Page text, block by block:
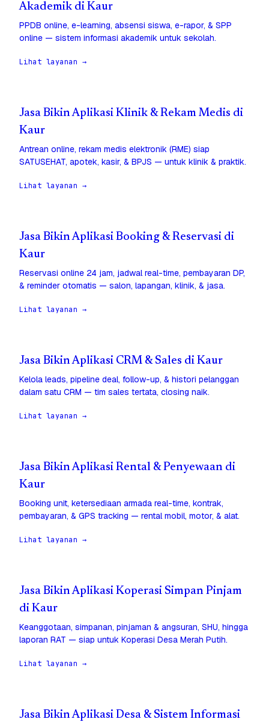
Akademik di Kaur
PPDB online, e-learning, absensi siswa, e-rapor, & SPP
online — sistem informasi akademik untuk sekolah.
Lihat layanan →
Jasa Bikin Aplikasi Klinik & Rekam Medis di
Kaur
Antrean online, rekam medis elektronik (RME) siap
SATUSEHAT, apotek, kasir, & BPJS — untuk klinik & praktik.
Lihat layanan →
Jasa Bikin Aplikasi Booking & Reservasi di
Kaur
Reservasi online 24 jam, jadwal real-time, pembayaran DP,
& reminder otomatis — salon, lapangan, klinik, & jasa.
Lihat layanan →
Jasa Bikin Aplikasi CRM & Sales di Kaur
Kelola leads, pipeline deal, follow-up, & histori pelanggan
dalam satu CRM — tim sales tertata, closing naik.
Lihat layanan →
Jasa Bikin Aplikasi Rental & Penyewaan di
Kaur
Booking unit, ketersediaan armada real-time, kontrak,
pembayaran, & GPS tracking — rental mobil, motor, & alat.
Lihat layanan →
Jasa Bikin Aplikasi Koperasi Simpan Pinjam
di Kaur
Keanggotaan, simpanan, pinjaman & angsuran, SHU, hingga
laporan RAT — siap untuk Koperasi Desa Merah Putih.
Lihat layanan →
Jasa Bikin Aplikasi Desa & Sistem Informasi